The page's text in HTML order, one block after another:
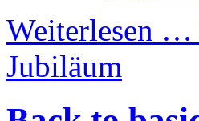
Weiterlesen …
Jubiläum